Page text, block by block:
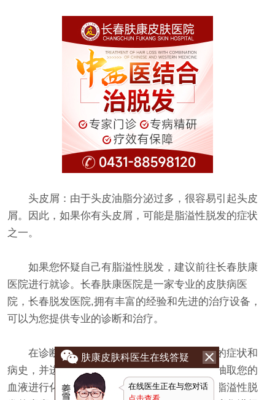
头皮屑：由于头皮油脂分泌过多，很容易引起头皮
屑。因此，如果你有头皮屑，可能是脂溢性脱发的症状
之一。
如果您怀疑自己有脂溢性脱发，建议前往长春肤康
医院进行就诊。长春肤康医院是一家专业的皮肤病医
院，长春脱发医院,拥有丰富的经验和先进的治疗设备，
可以为您提供专业的诊断和治疗。
在诊断脂溢性脱发时，医生通常会询问您的症状和
病史，并进行一些必要的检查。例如，可能会抽取您的
血液进行化验，以确定是否存在某些可能引起脂溢性脱
肤康皮肤科医生在线答疑
在线医生正在与您对话